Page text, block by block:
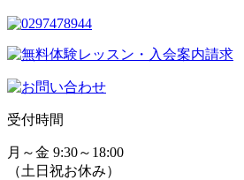
受付時間
月～金 9:30～18:00
（土日祝お休み）